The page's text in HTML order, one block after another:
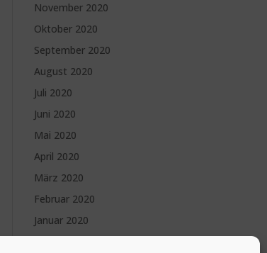
November 2020
Oktober 2020
September 2020
August 2020
Juli 2020
Juni 2020
Mai 2020
April 2020
März 2020
Februar 2020
Januar 2020